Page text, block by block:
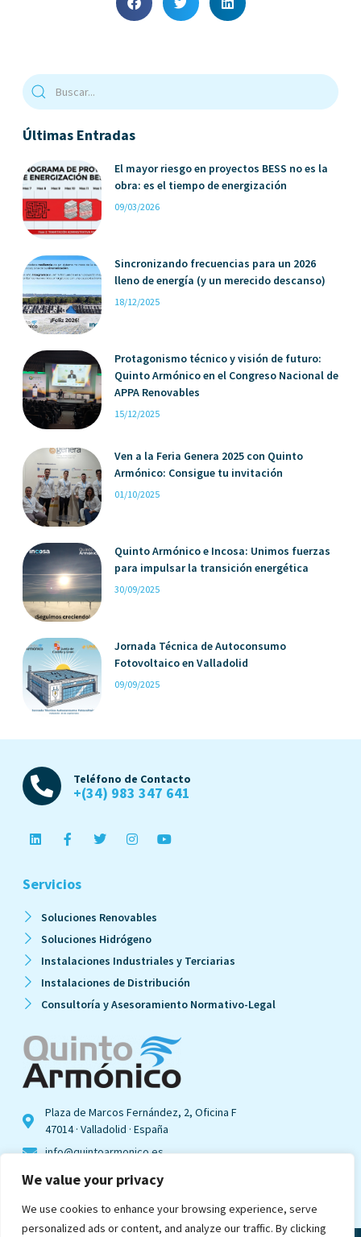
We value your privacy
We use cookies to enhance your browsing experience, serve
personalized ads or content, and analyze our traffic. By clicking
Últimas Entradas
El mayor riesgo en proyectos BESS no es la
obra: es el tiempo de energización
09/03/2026
Sincronizando frecuencias para un 2026
lleno de energía (y un merecido descanso)
18/12/2025
Protagonismo técnico y visión de futuro:
Quinto Armónico en el Congreso Nacional de
APPA Renovables
15/12/2025
Ven a la Feria Genera 2025 con Quinto
Armónico: Consigue tu invitación
01/10/2025
Quinto Armónico e Incosa: Unimos fuerzas
para impulsar la transición energética
30/09/2025
Jornada Técnica de Autoconsumo
Fotovoltaico en Valladolid
09/09/2025
Teléfono de Contacto
+(34) 983 347 641
Servicios
Soluciones Renovables
Soluciones Hidrógeno
Instalaciones Industriales y Terciarias
Instalaciones de Distribución
Consultoría y Asesoramiento Normativo-Legal
Plaza de Marcos Fernández, 2, Oficina F
47014 · Valladolid · España
info@quintoarmonico.es
Ver en mapa